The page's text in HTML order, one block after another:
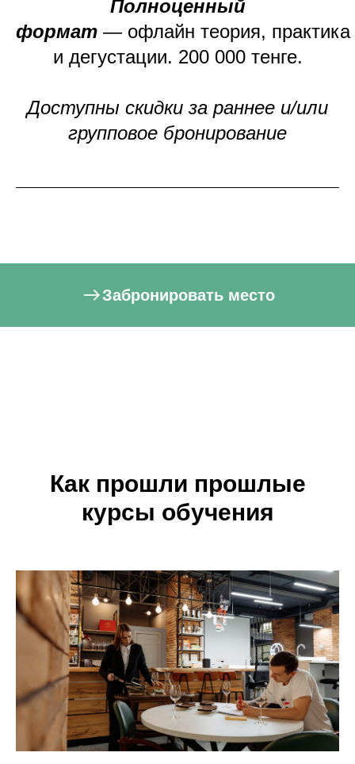
Полноценный
формат — офлайн теория, практика
и дегустации. 200 000 тенге.
Доступны скидки за раннее и/или
групповое бронирование
Забронировать место
Как прошли прошлые
курсы обучения